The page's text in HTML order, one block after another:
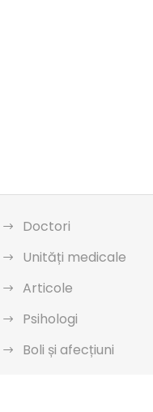
Doctori
Unități medicale
Articole
Psihologi
Boli și afecțiuni